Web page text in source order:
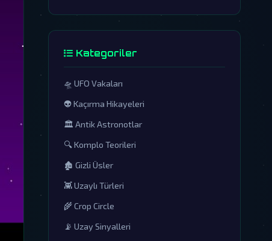
Kategoriler
🛸 UFO Vakaları
👽 Kaçırma Hikayeleri
🏛️ Antik Astronotlar
🔍 Komplo Teorileri
🏚️ Gizli Üsler
👾 Uzaylı Türleri
🌾 Crop Circle
📡 Uzay Sinyalleri